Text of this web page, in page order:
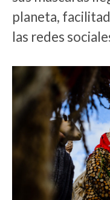
planeta,
las redes